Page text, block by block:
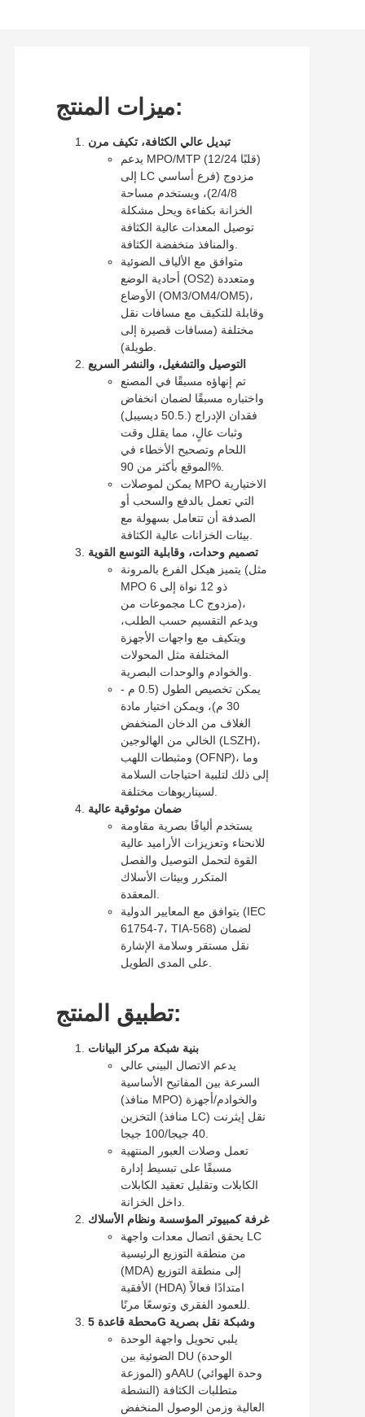
ميزات المنتج:
تبديل عالي الكثافة، تكيف مرن
يدعم MPO/MTP (12/24 قلبًا)
إلى LC مزدوج (فرع أساسي
2/4/8)، ويستخدم مساحة
الخزانة بكفاءة ويحل مشكلة
توصيل المعدات عالية الكثافة
متوافق مع الألياف الضوئية
أحادية الوضع (OS2) ومتعددة
الأوضاع (OM3/OM4/OM5)،
وقابلة للتكيف مع مسافات نقل
مختلفة (مسافات قصيرة إلى
طويلة).
التوصيل والتشغيل، والنشر السريع
تم إنهاؤه مسبقًا في المصنع
واختباره مسبقًا لضمان انخفاض
فقدان الإدراج (.50.5 ديسيبل)
وثبات عالٍ، مما يقلل وقت
اللحام وتصحيح الأخطاء في
الموقع بأكثر من 90%.
يمكن لموصلات MPO الاختيارية
التي تعمل بالدفع والسحب أو
الصدفة أن تتعامل بسهولة مع
تصميم وحدات، وقابلية التوسع القوية
يتميز هيكل الفرع بالمرونة (مثل
MPO ذو 12 نواة إلى 6
مجموعات من LC مزدوج)،
ويدعم التقسيم حسب الطلب،
ويتكيف مع واجهات الأجهزة
المختلفة مثل المحولات
يمكن تخصيص الطول (0.5 م -
30 م)، ويمكن اختيار مادة
الغلاف من الدخان المنخفض
الخالي من الهالوجين (LSZH)،
ومثبطات اللهب (OFNP)، وما
إلى ذلك لتلبية احتياجات السلامة
ضمان موثوقية عالية
يستخدم أليافًا بصرية مقاومة
للانحناء وتعزيزات الأراميد عالية
القوة لتحمل التوصيل والفصل
المتكرر وبيئات الأسلاك
يتوافق مع المعايير الدولية (IEC
61754-7، TIA-568) لضمان
نقل مستقر وسلامة الإشارة
تطبيق المنتج:
بنية شبكة مركز البيانات
يدعم الاتصال البيني عالي
السرعة بين المفاتيح الأساسية
(منافذ MPO) والخوادم/أجهزة
التخزين (منافذ LC) نقل إيثرنت
40 جيجا/100 جيجا.
تعمل وصلات العبور المنتهية
مسبقًا على تبسيط إدارة
الكابلات وتقليل تعقيد الكابلات
داخل الخزانة.
غرفة كمبيوتر المؤسسة ونظام الأسلاك
يحقق اتصال معدات واجهة LC
من منطقة التوزيع الرئيسية
(MDA) إلى منطقة التوزيع
الأفقية (HDA) امتدادًا فعالاً
للعمود الفقري وتوسعًا مرنًا.
محطة قاعدة 5G وشبكة نقل بصرية
يلبي تحويل واجهة الوحدة
الضوئية بين DU (الوحدة
الموزعة) وAAU (وحدة الهوائي
النشطة) متطلبات الكثافة
العالية وزمن الوصول المنخفض